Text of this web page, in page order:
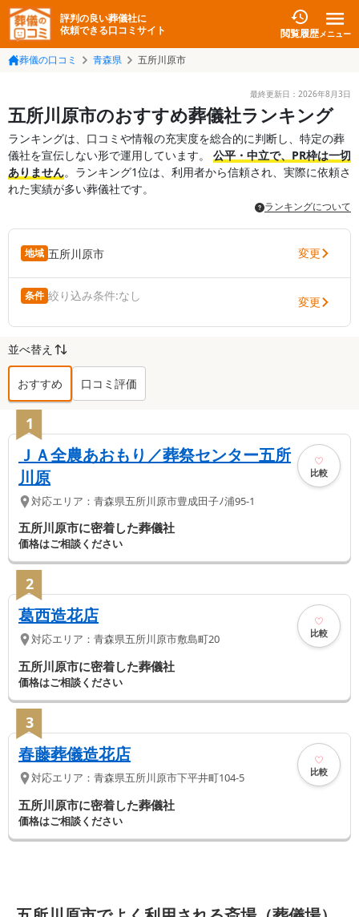
評判の良い葬儀社に
依頼できる口コミサイト
閲覧履歴メニュー
葬儀の口コミ 青森県 五所川原市
最終更新日： 2026年8月3日
五所川原市のおすすめ葬儀社ランキング
ランキングは、口コミや情報の充実度を総合的に判断し、特定の葬
儀社を宣伝しない形で運用しています。 公平・中立で、PR枠は一切
ありません。ランキング1位は、利用者から信頼され、実際に依頼さ
れた実績が多い葬儀社です。
ランキングについて
地域 五所川原市 変更
条件 絞り込み条件:なし 変更
並べ替え
おすすめ 口コミ評価
五所川原市
1
ＪＡ全農あおもり／葬祭センター五所
川原
対応エリア： 青森県五所川原市豊成田子ﾉ浦95-1
比較
五所川原市に密着した葬儀社
価格はご相談ください
2
葛西造花店
対応エリア： 青森県五所川原市敷島町20 比較
五所川原市に密着した葬儀社
価格はご相談ください
3
春藤葬儀造花店
対応エリア： 青森県五所川原市下平井町104-5 比較
五所川原市に密着した葬儀社
価格はご相談ください